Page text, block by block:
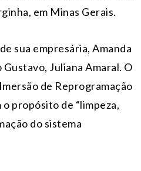
em Minas Gerais.
sua empresária, Amanda
Gustavo, Juliana Amaral. O
de Reprogramação
propósito de “limpeza,
do sistema